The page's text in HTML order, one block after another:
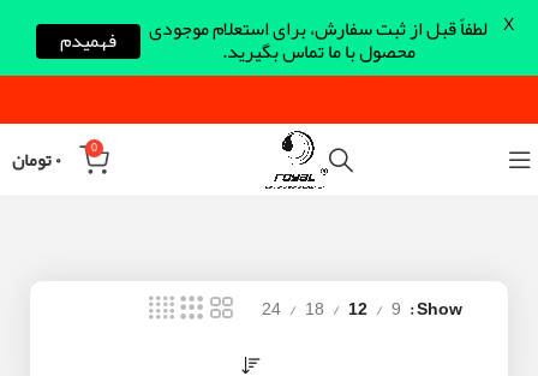
0 ۰تومان
Show
9
12
18
24
لطفاً قبل از ثبت سفارش، برای استعلام موجودی
محصول با ما تماس بگیرید. فهمیدم X